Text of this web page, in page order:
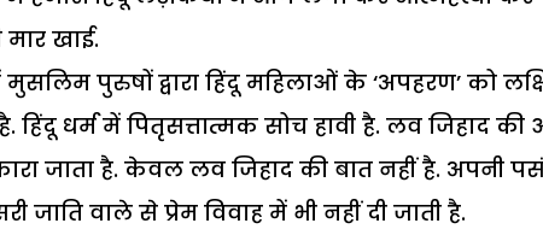
खाई.
पुरुषों द्वारा हिंदू महिलाओं के ‘अपहरण’ को
धर्म में पितृसत्तात्मक सोच हावी है. लव जिहाद की
जाता है. केवल लव जिहाद की बात नहीं है. अपनी
वाले से प्रेम विवाह में भी नहीं दी जाती है.